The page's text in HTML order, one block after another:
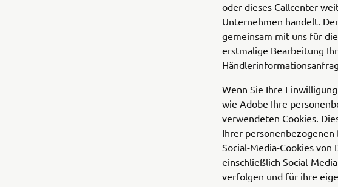
oder dieses Callcenter
Unternehmen handelt.
gemeinsam mit uns für
erstmalige Bearbeitung
Wenn Sie Ihre
wie Adobe Ihre
verwendeten Cookies.
Ihrer
Social-Media-Cookies
einschließlich Social-
verfolgen und für ihre